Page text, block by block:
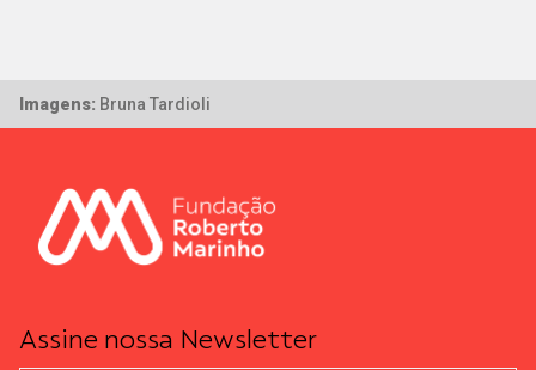
Imagens: Bruna Tardioli
Assine nossa Newsletter